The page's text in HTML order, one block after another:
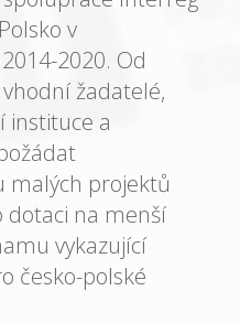
v
2020. Od
žadatelé,
instituce a
malých projektů
dotaci na menší
vykazující
česko-polské